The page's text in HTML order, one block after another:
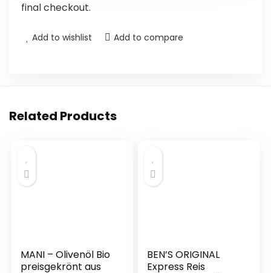
final checkout.
Add to wishlist Add to compare
Related Products
MANI – Olivenöl Bio
preisgekrönt aus
BEN’S ORIGINAL
Express Reis